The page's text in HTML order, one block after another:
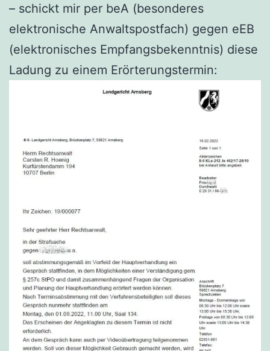
– schickt mir per beA (besonderes
elektronische Anwaltspostfach) gegen eEB
(elektronisches Empfangsbekenntnis) diese
Ladung zu einem Erörterungstermin: